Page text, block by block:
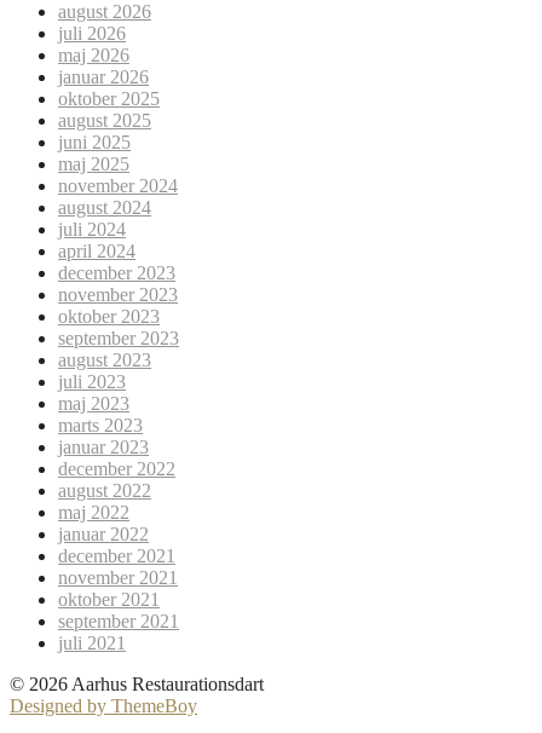
august 2026
juli 2026
maj 2026
januar 2026
oktober 2025
august 2025
juni 2025
maj 2025
november 2024
august 2024
juli 2024
april 2024
december 2023
november 2023
oktober 2023
september 2023
august 2023
juli 2023
maj 2023
marts 2023
januar 2023
december 2022
august 2022
maj 2022
januar 2022
december 2021
november 2021
oktober 2021
september 2021
juli 2021
© 2026 Aarhus Restaurationsdart
Designed by ThemeBoy